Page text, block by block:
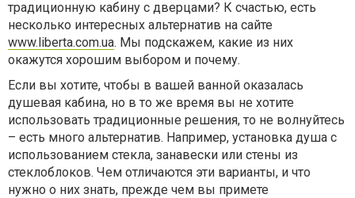
традиционную кабину с дверцами? К счастью, есть
несколько интересных альтернатив на сайте
www.liberta.com.ua. Мы подскажем, какие из них
окажутся хорошим выбором и почему.
Если вы хотите, чтобы в вашей ванной оказалась
душевая кабина, но в то же время вы не хотите
использовать традиционные решения, то не волнуйтесь
– есть много альтернатив. Например, установка душа с
использованием стекла, занавески или стены из
стеклоблоков. Чем отличаются эти варианты, и что
нужно о них знать, прежде чем вы примете